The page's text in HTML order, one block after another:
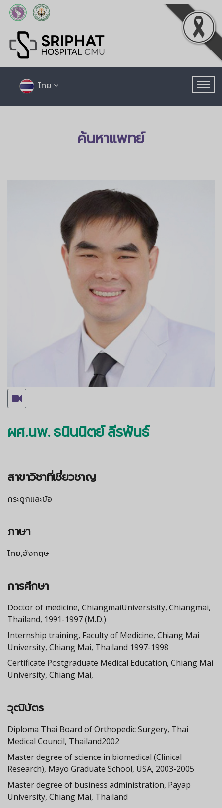
ไทย
ค้นหาแพทย์
ผศ.นพ. ธนินนิตย์ ลีรพันธ์
สาขาวิชาที่เชี่ยวชาญ
กระดูกและข้อ
ภาษา
ไทย,อังกฤษ
การศึกษา
Doctor of medicine, ChiangmaiUniversisity, Chiangmai,
Thailand, 1991-1997 (M.D.)
Internship training, Faculty of Medicine, Chiang Mai
University, Chiang Mai, Thailand 1997-1998
Certificate Postgraduate Medical Education, Chiang Mai
University, Chiang Mai,
วุฒิบัตร
Diploma Thai Board of Orthopedic Surgery, Thai
Medical Council, Thailand2002
Master degree of science in biomedical (Clinical
Research), Mayo Graduate School, USA, 2003-2005
Master degree of business administration, Payap
University, Chiang Mai, Thailand